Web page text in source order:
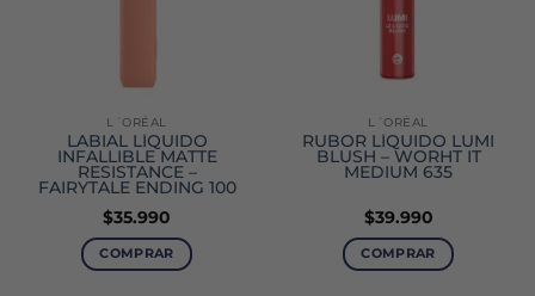
L´ORÉAL
LABIAL LÍQUIDO
INFALLIBLE MATTE
RESISTANCE –
FAIRYTALE ENDING 100
$35.990
COMPRAR
L´ORÉAL
RUBOR LÍQUIDO LUMI
BLUSH – WORHT IT
MEDIUM 635
$39.990
COMPRAR